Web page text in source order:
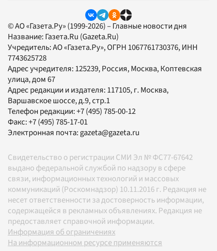
© АО «Газета.Ру» (1999-2026) – Главные новости дня
Название: Газета.Ru (Gazeta.Ru)
Учредитель:АО «Газета.Ру», ОГРН 1067761730376, ИНН
7743625728
Адрес учредителя: 125239, Россия, Москва, Коптевская
улица, дом 67
Адрес редакции и издателя: 117105, г. Москва,
Варшавское шоссе, д.9, стр.1
Телефон редакции:+7 (495) 785-00-12
Факс:+7 (495) 785-17-01
Электронная почта:gazeta@gazeta.ru
Свидетельство о регистрации СМИ Эл № ФС77-67642
выдано федеральной службой по надзору в сфере
связи, информационных технологий и массовых
коммуникаций (Роскомнадзор) 10.11.2016 г. Редакция не
несет ответственности за достоверность информации,
содержащейся в рекламных объявлениях. Редакция не
предоставляет справочной информации.
Информация об ограничениях
На информационном ресурсе применяются